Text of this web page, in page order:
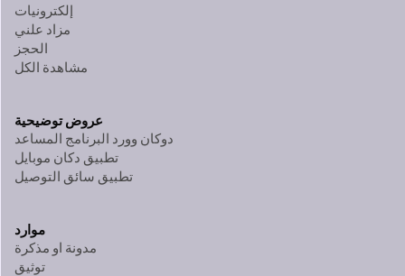
إلكترونيات
مزاد علني
الحجز
مشاهدة الكل
عروض توضيحية
دوكان وورد البرنامج المساعد
تطبيق دكان موبايل
تطبيق سائق التوصيل
موارد
مدونة او مذكرة
توثيق